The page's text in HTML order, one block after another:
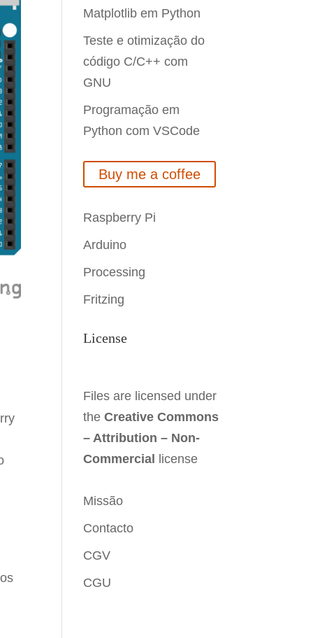
Matplotlib em Python
Teste e otimização do
código C/C++ com
GNU
Programação em
Python com VSCode
Buy me a coffee
Raspberry Pi
Arduino
Processing
Fritzing
License
Files are licensed under
theCreative Commons
– Attribution – Non-
Commercial
license
Missão
Contacto
CGV
CGU